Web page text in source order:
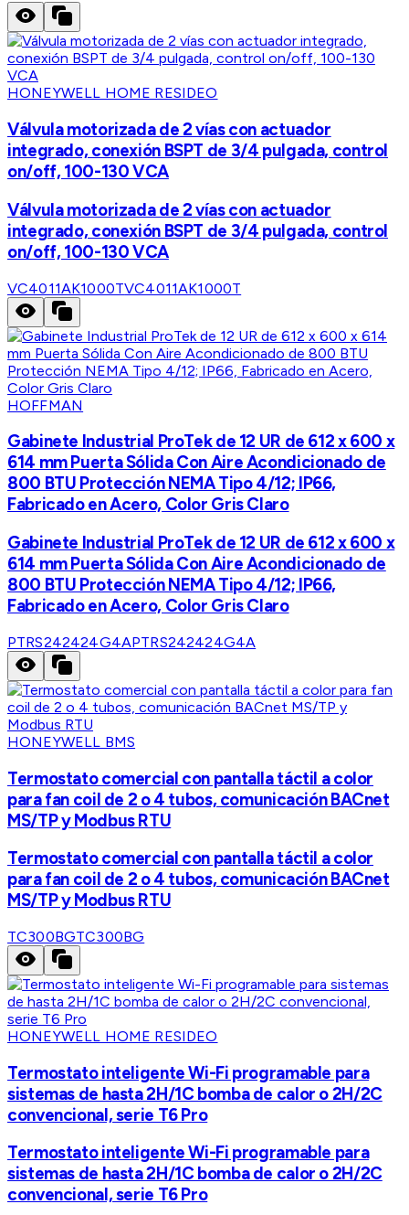
HONEYWELL HOME RESIDEO
Válvula motorizada de 2 vías con actuador
integrado, conexión BSPT de 3/4 pulgada, control
on/off, 100-130 VCA
Válvula motorizada de 2 vías con actuador
integrado, conexión BSPT de 3/4 pulgada, control
on/off, 100-130 VCA
VC4011AK1000TVC4011AK1000T
HOFFMAN
Gabinete Industrial ProTek de 12 UR de 612 x 600 x
614 mm Puerta Sólida Con Aire Acondicionado de
800 BTU Protección NEMA Tipo 4/12; IP66,
Fabricado en Acero, Color Gris Claro
Gabinete Industrial ProTek de 12 UR de 612 x 600 x
614 mm Puerta Sólida Con Aire Acondicionado de
800 BTU Protección NEMA Tipo 4/12; IP66,
Fabricado en Acero, Color Gris Claro
PTRS242424G4APTRS242424G4A
HONEYWELL BMS
Termostato comercial con pantalla táctil a color
para fan coil de 2 o 4 tubos, comunicación BACnet
MS/TP y Modbus RTU
Termostato comercial con pantalla táctil a color
para fan coil de 2 o 4 tubos, comunicación BACnet
MS/TP y Modbus RTU
TC300BGTC300BG
HONEYWELL HOME RESIDEO
Termostato inteligente Wi-Fi programable para
sistemas de hasta 2H/1C bomba de calor o 2H/2C
convencional, serie T6 Pro
Termostato inteligente Wi-Fi programable para
sistemas de hasta 2H/1C bomba de calor o 2H/2C
convencional, serie T6 Pro